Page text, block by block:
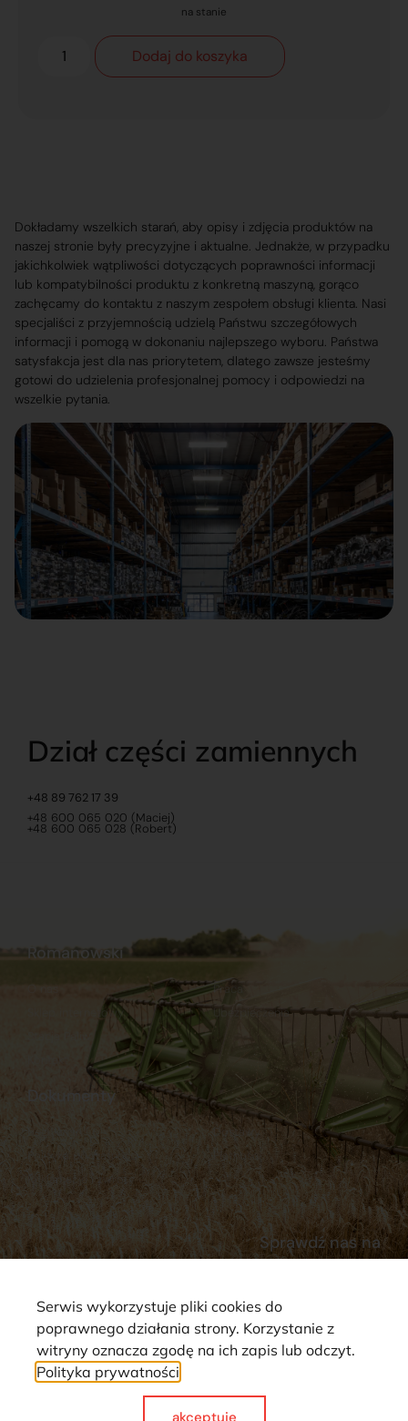
na stanie
Dodaj do koszyka
Dokładamy wszelkich starań, aby opisy i zdjęcia produktów na
naszej stronie były precyzyjne i aktualne. Jednakże, w przypadku
jakichkolwiek wątpliwości dotyczących poprawności informacji
lub kompatybilności produktu z konkretną maszyną, gorąco
zachęcamy do kontaktu z naszym zespołem obsługi klienta. Nasi
specjaliści z przyjemnością udzielą Państwu szczegółowych
informacji i pomogą w dokonaniu najlepszego wyboru. Państwa
satysfakcja jest dla nas priorytetem, dlatego zawsze jesteśmy
gotowi do udzielenia profesjonalnej pomocy i odpowiedzi na
wszelkie pytania.
Dział części zamiennych
+48 89 762 17 39
+48 600 065 020 (Maciej)
+48 600 065 028 (Robert)
Dokumenty
Regulamin
Polityka prywatności
Reklamacje i zwroty
Dostawy
Płatności
Romanowski
Sklep internetowy
Praca
Ubezpieczenia
Sprawdź nas na
Strona wykorzystuje pliki cookie. Wszystkie prawa zastrzeżone ©
Serwis wykorzystuje pliki cookies do
poprawnego działania strony. Korzystanie z
witryny oznacza zgodę na ich zapis lub odczyt.
Polityka prywatności
akceptuje